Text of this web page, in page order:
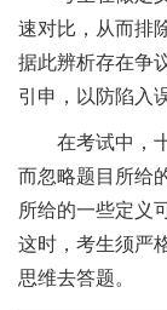
速对比，从而排
据此辨析存在争
引申，以防陷入
在考试中，十
而忽略题目所给
所给的一些定义
这时，考生须严
思维去答题。